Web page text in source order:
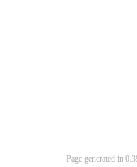
Page generated in